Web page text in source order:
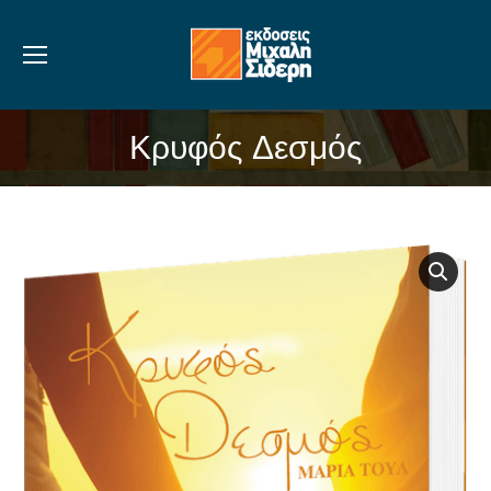
Κρυφός Δεσμός
You are here: